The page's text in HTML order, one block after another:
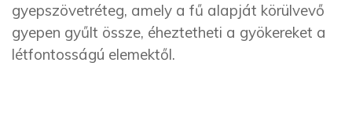
gyepszövetréteg, amely a fű alapját körülvevő
gyepen gyűlt össze, éheztetheti a gyökereket a
létfontosságú elemektől.